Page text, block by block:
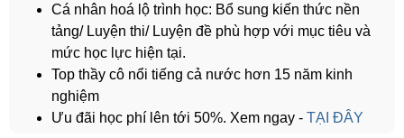
Cá nhân hoá lộ trình học: Bổ sung kiến thức nền
tảng/ Luyện thi/ Luyện đề phù hợp với mục tiêu và
mức học lực hiện tại.
Top thầy cô nổi tiếng cả nước hơn 15 năm kinh
nghiệm
Ưu đãi học phí lên tới 50%. Xem ngay - TẠI ĐÂY